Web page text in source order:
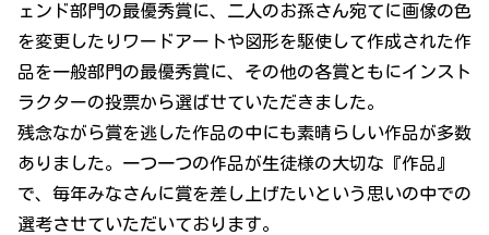
ェンド部門の最優秀賞に、二人のお孫さん宛てに画像の色
を変更したりワードアートや図形を駆使して作成された作
品を一般部門の最優秀賞に、その他の各賞ともにインスト
ラクターの投票から選ばせていただきました。
残念ながら賞を逃した作品の中にも素晴らしい作品が多数
ありました。一つ一つの作品が生徒様の大切な『作品』
で、毎年みなさんに賞を差し上げたいという思いの中での
選考させていただいております。